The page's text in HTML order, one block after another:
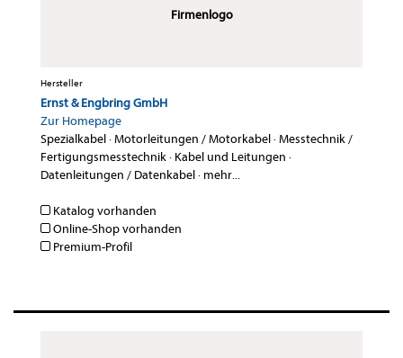
Firmenlogo
Hersteller
Ernst & Engbring GmbH
Zur Homepage
Spezialkabel·Motorleitungen / Motorkabel·Messtechnik /
Fertigungsmesstechnik· Kabel und Leitungen ·
Datenleitungen / Datenkabel· mehr...
Katalog vorhanden
Online-Shop vorhanden
Premium-Profil